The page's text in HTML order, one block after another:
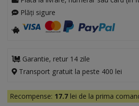
Plăți sigure
Garantie, retur 14 zile
Transport gratuit la peste 400 lei
Recompense: 17.7 lei de la prima